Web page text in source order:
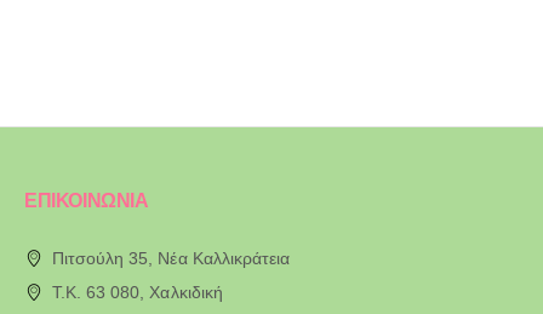
ΕΠΙΚΟΙΝΩΝΙΑ
Πιτσούλη 35, Νέα Καλλικράτεια
T.K. 63 080, Χαλκιδική